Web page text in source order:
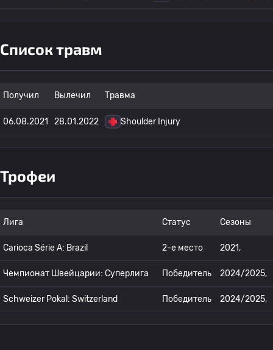
Список травм
Получил Вылечил Травма
06.08.2021 28.01.2022 Shoulder Injury
Трофеи
Лига Статус Сезоны
Carioca Série A: Brazil 2-е место 2021,
Чемпионат Швейцарии: Суперлига Победитель 2024/2025,
Schweizer Pokal: Switzerland Победитель 2024/2025,